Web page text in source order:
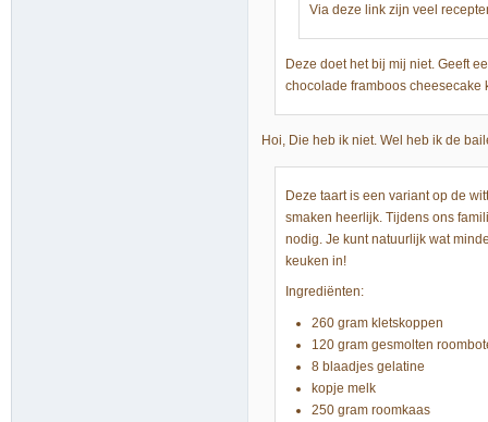
Via deze link zijn veel
Deze doet het bij mij niet. Geeft
chocolade framboos
Hoi, Die heb ik niet. Wel heb ik de
Deze taart is een variant op de
smaken heerlijk. Tijdens ons
nodig. Je kunt natuurlijk wat
keuken in!
Ingrediënten:
260 gram kletskoppen
120 gram gesmolten
8 blaadjes gelatine
kopje melk
250 gram roomkaas